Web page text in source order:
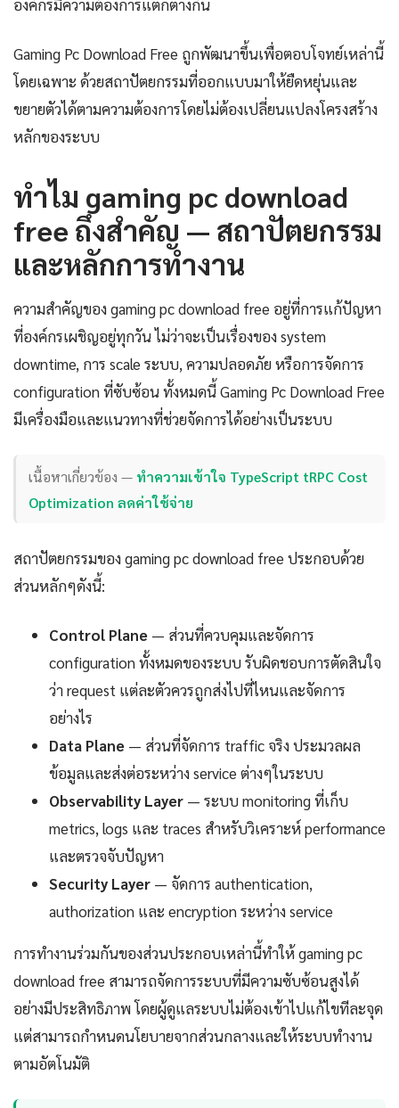
องค์กรมีความต้องการแตกต่างกัน
Gaming Pc Download Free ถูกพัฒนาขึ้นเพื่อตอบโจทย์เหล่านี้
โดยเฉพาะ ด้วยสถาปัตยกรรมที่ออกแบบมาให้ยืดหยุ่นและ
ขยายตัวได้ตามความต้องการโดยไม่ต้องเปลี่ยนแปลงโครงสร้าง
หลักของระบบ
ทำไม gaming pc download
free ถึงสำคัญ — สถาปัตยกรรม
และหลักการทำงาน
ความสำคัญของ gaming pc download free อยู่ที่การแก้ปัญหา
ที่องค์กรเผชิญอยู่ทุกวัน ไม่ว่าจะเป็นเรื่องของ system
downtime, การ scale ระบบ, ความปลอดภัย หรือการจัดการ
configuration ที่ซับซ้อน ทั้งหมดนี้ Gaming Pc Download Free
มีเครื่องมือและแนวทางที่ช่วยจัดการได้อย่างเป็นระบบ
เนื้อหาเกี่ยวข้อง — ทำความเข้าใจ TypeScript tRPC Cost
Optimization ลดค่าใช้จ่าย
สถาปัตยกรรมของ gaming pc download free ประกอบด้วย
ส่วนหลักๆดังนี้:
Control Plane — ส่วนที่ควบคุมและจัดการ
configuration ทั้งหมดของระบบ รับผิดชอบการตัดสินใจ
ว่า request แต่ละตัวควรถูกส่งไปที่ไหนและจัดการ
อย่างไร
Data Plane — ส่วนที่จัดการ traffic จริง ประมวลผล
ข้อมูลและส่งต่อระหว่าง service ต่างๆในระบบ
Observability Layer — ระบบ monitoring ที่เก็บ
metrics, logs และ traces สำหรับวิเคราะห์ performance
และตรวจจับปัญหา
Security Layer — จัดการ authentication,
authorization และ encryption ระหว่าง service
การทำงานร่วมกันของส่วนประกอบเหล่านี้ทำให้ gaming pc
download free สามารถจัดการระบบที่มีความซับซ้อนสูงได้
อย่างมีประสิทธิภาพ โดยผู้ดูแลระบบไม่ต้องเข้าไปแก้ไขทีละจุด
แต่สามารถกำหนดนโยบายจากส่วนกลางและให้ระบบทำงาน
ตามอัตโนมัติ